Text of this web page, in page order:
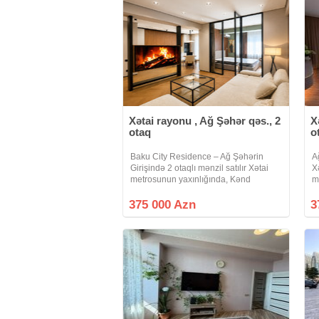
Xətai rayonu , Ağ Şəhər qəs., 2
otaq
Baku City Residence – Ağ Şəhərin
Girişində 2 otaqlı mənzil satılır Xətai
metrosunun yaxınlığında, Kənd
yerləşən və Ağ Şəhər layihəsinə daxil
375 000 Azn